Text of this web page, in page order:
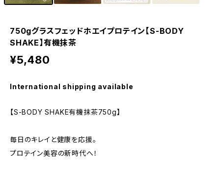
750gグラスフェッドホエイプロテイン【S-BODY
SHAKE】有機抹茶
¥5,480
International shipping available
【S-BODY SHAKE有機抹茶750g】
毎日のキレイと健康を応援。
プロテイン美容の新時代へ！